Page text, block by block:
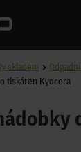
skladem
tiskáren Kyocera